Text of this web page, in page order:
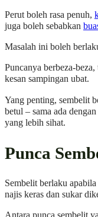
Perut boleh rasa penuh,
juga boleh sebabkan
Masalah ini boleh
Puncanya berbeza-
kesan sampingan ubat.
Yang penting, sembelit
betul – sama ada
yang lebih sihat.
Punca
Sembelit berlaku
najis keras dan sukar